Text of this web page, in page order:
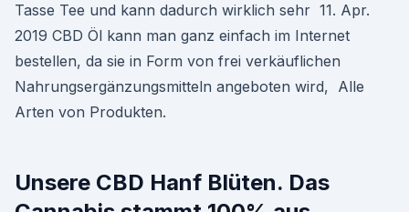
Tasse Tee und kann dadurch wirklich sehr 11. Apr.
2019 CBD Öl kann man ganz einfach im Internet
bestellen, da sie in Form von frei verkäuflichen
Nahrungsergänzungsmitteln angeboten wird, Alle
Arten von Produkten.
Unsere CBD Hanf Blüten. Das